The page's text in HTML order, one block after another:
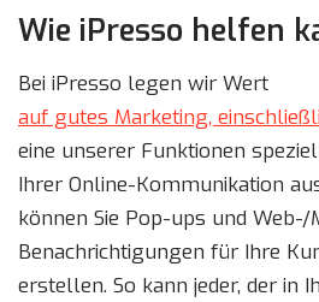
Wie iPresso helfen
Bei iPresso legen wir Wert
auf gutes Marketing,
eine unserer Funktionen
Ihrer Online-Kommunikation
können Sie Pop-ups und
Benachrichtigungen für Ihre
erstellen. So kann jeder, der in